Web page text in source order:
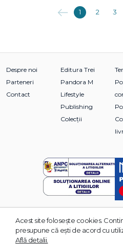
Anterioara
1 2 3
Despre noi
Parteneri
Contact
Editura Trei
Pandora M
Lifestyle
Publishing
Colecții
© 2026 Grupul Editorial TREI.
Acest site foloseşte cookies.
presupune că eşti de acord cu
Află detalii.